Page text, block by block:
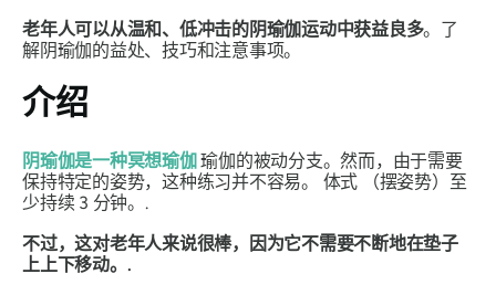
老年人可以从温和、低冲击的阴瑜伽运动中获益良多。了
解阴瑜伽的益处、技巧和注意事项。
介绍
阴瑜伽是一种冥想瑜伽瑜伽的被动分支。然而，由于需要
保持特定的姿势，这种练习并不容易。 体式 （摆姿势）至
少持续 3 分钟。.
不过，这对老年人来说很棒，因为它不需要不断地在垫子
上上下移动。.